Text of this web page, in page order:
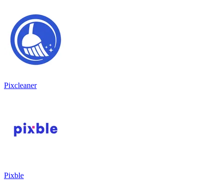
Pixcleaner
Pixble